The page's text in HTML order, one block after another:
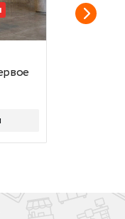
впечатление"Стойка
От
Гарантия 2